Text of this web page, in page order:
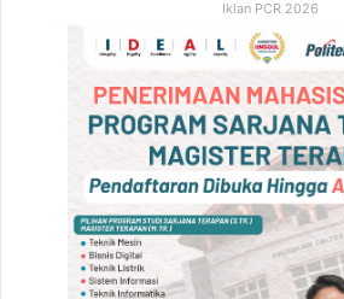
Iklan PCR 2026